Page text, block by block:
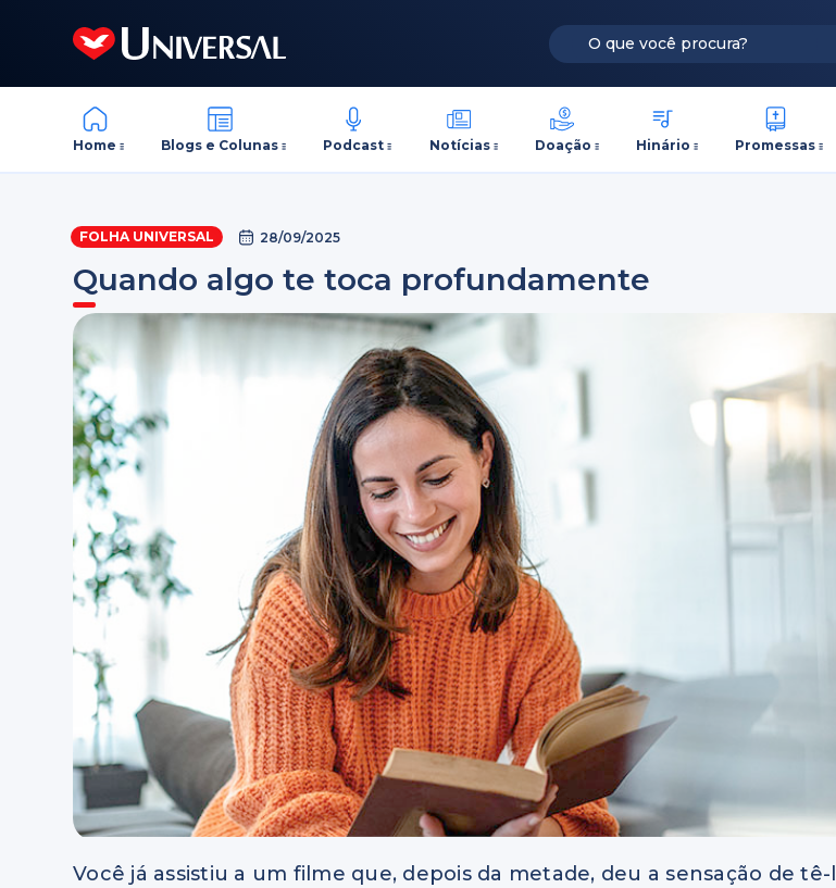
Home Blogs e Colunas Podcast Notícias Doação Hinário Promessas
FOLHA UNIVERSAL 28/09/2025
Quando algo te toca profundamente
Você já assistiu a um filme que, depois da metade, deu a sensação de